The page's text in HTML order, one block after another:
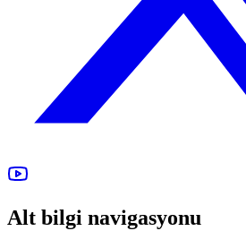
Alt bilgi navigasyonu